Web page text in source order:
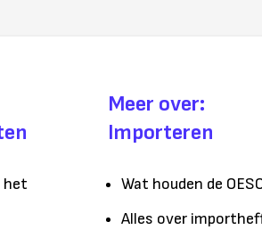
het
Meer over:
Importeren
Wat houden de
Alles over